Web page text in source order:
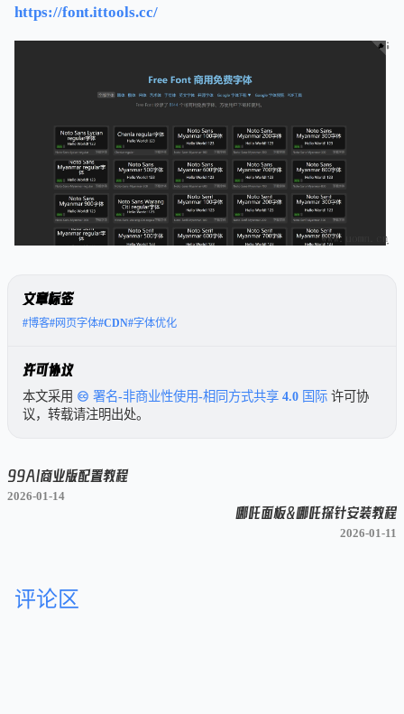
https://font.ittools.cc/
文章标签
#博客#网页字体#CDN#字体优化
许可协议
本文采用 署名-非商业性使用-相同方式共享 4.0 国际 许可协
议，转载请注明出处。
99AI商业版配置教程
2026-01-14
哪吒面板&哪吒探针安装教程
2026-01-11
评论区